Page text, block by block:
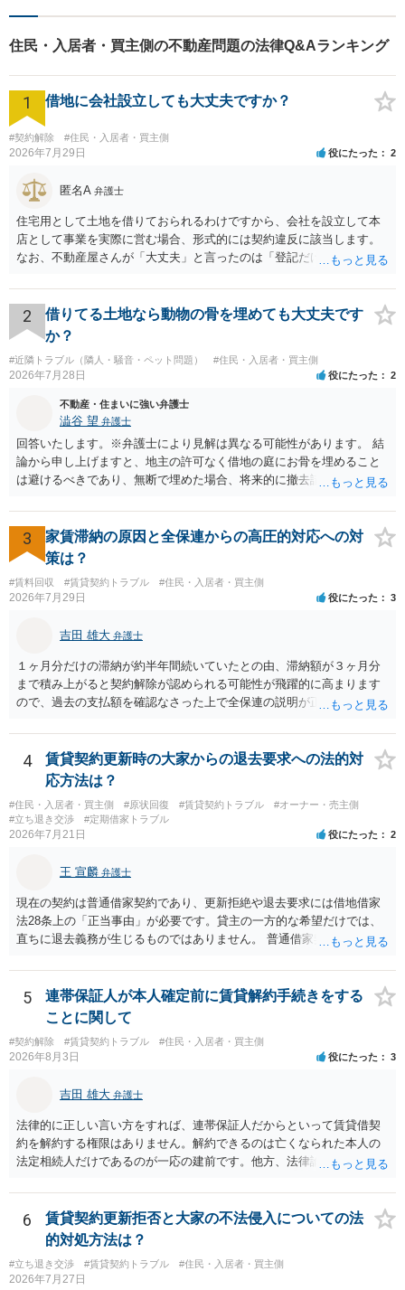
等の措置を賃貸人である大家さんは取っておられる様ですので、民事
住民・入居者・買主側の不動産問題の法律Q&Aランキング
1 借地に会社設立しても大丈夫ですか？
#契約解除 #住民・入居者・買主側
2026年7月29日 役にたった 2
匿名A 弁護士
住宅用として土地を借りておられるわけですから、会社を設立して本
店として事業を実際に営む場合、形式的には契約違反に該当します。
なお、不動産屋さんが「大丈夫」と言ったのは「登記だけなら実務上
れますが、これは法的な保証ではありません。 ただ、解除まで認めら
れるかどうかについては信頼関係が破壊されたかどうかで判断されま
すので、建物を事務所・店舗用に大きく改築する等までなさらない限
り、リスクはそれほど大きくないかもしれません。 しかしそれでも、
大家さんが契約違反を口実に、将来の更新時に更新料の上乗せを要求
したり、立ち退きを迫る材料に使ったりする可能性は否定できませ
2
借りてる土地なら動物の骨を埋めても大丈夫です
か？
#近隣トラブル（隣人・騒音・ペット問題） #住民・入居者・買主側
2026年7月28日 役にたった 2
不動産・住まいに強い弁護士
澁谷 望 弁護士
回答いたします。※弁護士により見解は異なる可能性があります。 結
論から申し上げますと、地主の許可なく借地の庭にお骨を埋めること
は避けるべきであり、無断で埋めた場合、将来的に撤去請求や退去時
上、自分のペットの遺骨を埋める行為自体は墓地埋葬法違反や不法投
棄には該当しないため、犯罪になるわけではありません。しかし、建
物の所有者は質問者様であっても、土地の所有権はあくまで地主にあ
ります。そのため、地主に無断でお骨を埋める行為は、他人の所有権
を侵害する行為や、借地人としての善管注意義務違反とみなされる可
能性が高いのが私見です。 どうしてもお近くで供養されたい場合は、
植え等で供養する「プランター葬」や、ペット霊園等への納骨を検討
されるのが確実かと思います。
3
家賃滞納の原因と全保連からの高圧的対応への対
策は？
#賃料回収 #賃貸契約トラブル #住民・入居者・買主側
2026年7月29日 役にたった 3
吉田 雄大 弁護士
１ヶ月分だけの滞納が約半年間続いていたとの由、滞納額が３ヶ月分
まで積み上がると契約解除が認められる可能性が飛躍的に高まります
ので、過去の支払額を確認なさった上で全保連の説明が正しければ、
た理由は気になるところですが、中身のある返答は期待できないと思
います。
4
賃貸契約更新時の大家からの退去要求への法的対
応方法は？
#住民・入居者・買主側 #原状回復 #賃貸契約トラブル
#オーナー・売主側
#立ち退き交渉
#定期借家トラブル
2026年7月21日 役にたった 2
王 宣麟 弁護士
現在の契約は普通借家契約であり、更新拒絶や退去要求には借地借家
法28条上の「正当事由」が必要です。貸主の一方的な希望だけでは、
直ちに退去義務が生じるものではありません。 普通借家契約から定期
新たな定期借家契約を締結する形になりますが、これは任意の合意が
前提であり、借主が同意しなければ成立しません。 12年間の居住実
績、子どもの学校や地域とのつながり、転居費用の準備が困難な事情
などは、借主側の強い居住継続の必要性として正当事由判断において
重視される要素ですので、貸主側にかなり具体的な事情と立退料など
がない限り、更新拒絶が認められるハードルは一般的に高いと考えら
に否定するものではなく、引渡しがされていれば賃貸借の効力は原則
有効とされています。 今後の交渉では、①現在は普通借家契約が継続
しており定期借家への変更に合意していないこと、②貸主側の事情
（誰が所有者で誰が実際に住む予定か等）を具体的に書面で説明して
ほしいこと、③自分たちの居住継続の必要性を丁寧に伝えること、を
基本方針としたうえで、仮に一定時期の退去を検討する場合には、立
退料・引越費用・原状回復費用負担などの条件を明確にした書面を作
成することが重要です。 契約書では、更新条項・解除条項・期間の定
め・定期借家に関する記載の有無、これまでの更新時の合意内容
（「今回で最後」などの文言）が、借主不利な特約として無効になり
得るかどうかも含めて検討ポイントになりますので、署名押印前に内
5
連帯保証人が本人確定前に賃貸解約手続きをする
ことに関して
#契約解除 #賃貸契約トラブル #住民・入居者・買主側
2026年8月3日 役にたった 3
吉田 雄大 弁護士
法律的に正しい言い方をすれば、連帯保証人だからといって賃貸借契
約を解約する権限はありません。解約できるのは亡くなられた本人の
法定相続人だけであるのが一応の建前です。他方、法律論はさてお
する動機づけがなくなります。 今回進められつつある手続はあくまで
も、建物を賃貸人に一日も早く明け渡すための便宜的方法として理解
するのが良いと思います。またその方法で進めた方が、連帯保証人で
あるお知り合いさんにとっても、自身の経済的負担を最小限に食い止
められるため望ましいやり方だといえます。
6
賃貸契約更新拒否と大家の不法侵入についての法
的対処方法は？
#立ち退き交渉 #賃貸契約トラブル #住民・入居者・買主側
2026年7月27日